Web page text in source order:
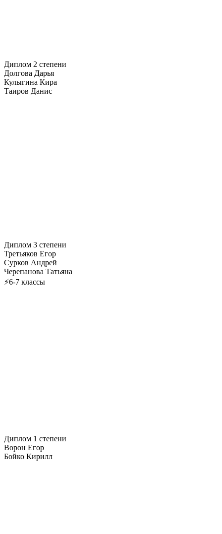
Диплом 2 степени
Долгова Дарья
Кулыгина Кира
Таиров Данис
Диплом 3 степени
Третьяков Егор
Сурков Андрей
Черепанова Татьяна
⚡6-7 классы
Диплом 1 степени
Ворон Егор
Бойко Кирилл